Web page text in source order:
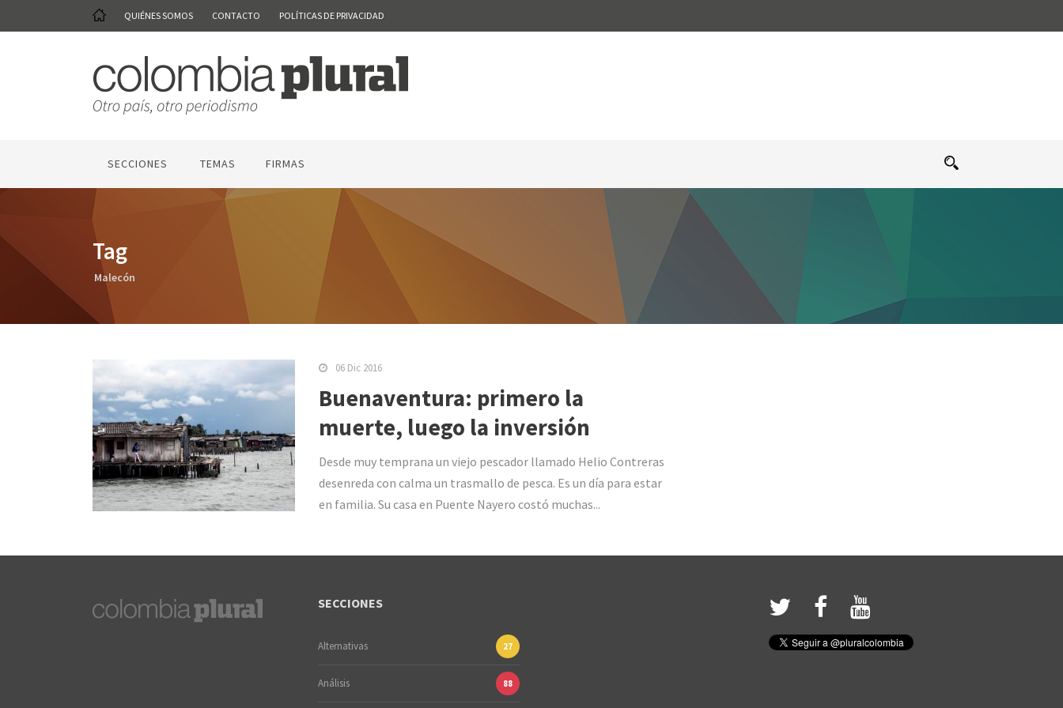
QUIÉNES SOMOS CONTACTO POLÍTICAS DE PRIVACIDAD
SECCIONES TEMAS FIRMAS
Tag
Malecón
06 Dic 2016
Buenaventura: primero la
muerte, luego la inversión
Desde muy temprana un viejo pescador llamado Helio Contreras
desenreda con calma un trasmallo de pesca. Es un día para estar
en familia. Su casa en Puente Nayero costó muchas...
SECCIONES
Alternativas 27
Análisis 88